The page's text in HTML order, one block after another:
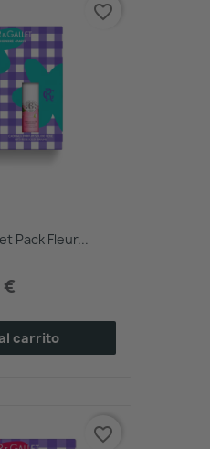
Pack Fleur...
€
carrito
favorite_border
favorite_border